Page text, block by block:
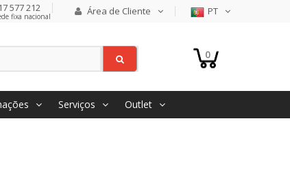
577 212
fixa nacional Área de Cliente PT
0
Serviços Outlet